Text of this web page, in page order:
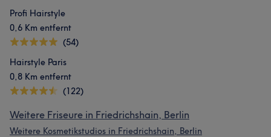
Profi Hairstyle
0,6 Km entfernt
(54)
Hairstyle Paris
0,8 Km entfernt
(122)
Weitere Friseure in Friedrichshain, Berlin
Weitere Kosmetikstudios in Friedrichshain, Berlin